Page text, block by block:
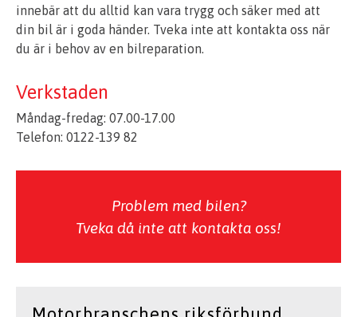
innebär att du alltid kan vara trygg och säker med att
din bil är i goda händer. Tveka inte att kontakta oss när
du är i behov av en bilreparation.
Verkstaden
Måndag-fredag: 07.00-17.00
Telefon: 0122-139 82
Problem med bilen?
Tveka då inte att kontakta oss!